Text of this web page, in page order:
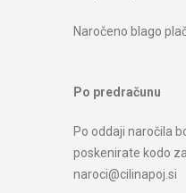
Naročeno blago
Po predračunu
Po oddaji naročila
poskenirate kodo
naroci@cilinapoj.si